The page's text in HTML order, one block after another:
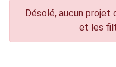
Désolé, aucun
et les